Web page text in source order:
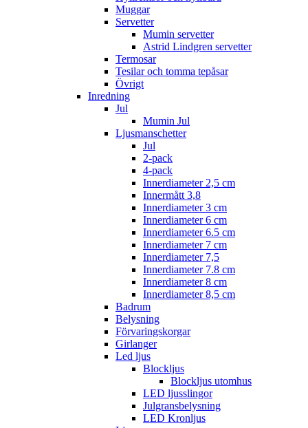
Muggar
Servetter
Mumin servetter
Astrid Lindgren servetter
Termosar
Tesilar och tomma tepåsar
Övrigt
Inredning
Jul
Mumin Jul
Ljusmanschetter
Jul
2-pack
4-pack
Innerdiameter 2,5 cm
Innermått 3,8
Innerdiameter 3 cm
Innerdiameter 6 cm
Innerdiameter 6.5 cm
Innerdiameter 7 cm
Innerdiameter 7,5
Innerdiameter 7.8 cm
Innerdiameter 8 cm
Innerdiameter 8,5 cm
Badrum
Belysning
Förvaringskorgar
Girlanger
Led ljus
Blockljus
Blockljus utomhus
LED ljusslingor
Julgransbelysning
LED Kronljus